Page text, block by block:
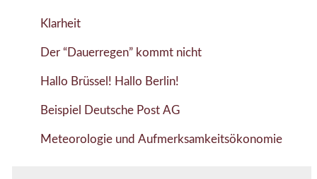
Klarheit
Der “Dauerregen” kommt nicht
Hallo Brüssel! Hallo Berlin!
Beispiel Deutsche Post AG
Meteorologie und Aufmerksamkeitsökonomie